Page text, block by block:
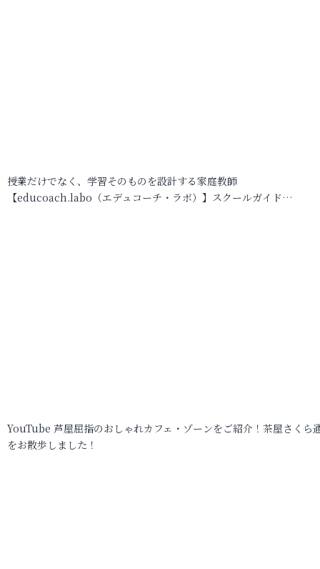
授業だけでなく、学習そのものを設計する家庭教師
【educoach.labo（エデュコーチ・ラボ）】スクールガイド…
YouTube 芦屋屈指のおしゃれカフェ・ゾーンをご紹介！茶屋さくら
をお散歩しました！